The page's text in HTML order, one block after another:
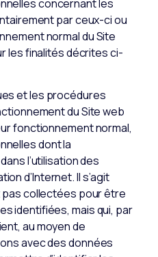
concernant les
par ceux-ci ou
normal du Site
les finalités décrites ci-
et les procédures
du Site web
fonctionnement normal,
dont la
l’utilisation des
d’Internet. Il s’agit
pas collectées pour être
identifiées, mais qui, par
au moyen de
avec des données